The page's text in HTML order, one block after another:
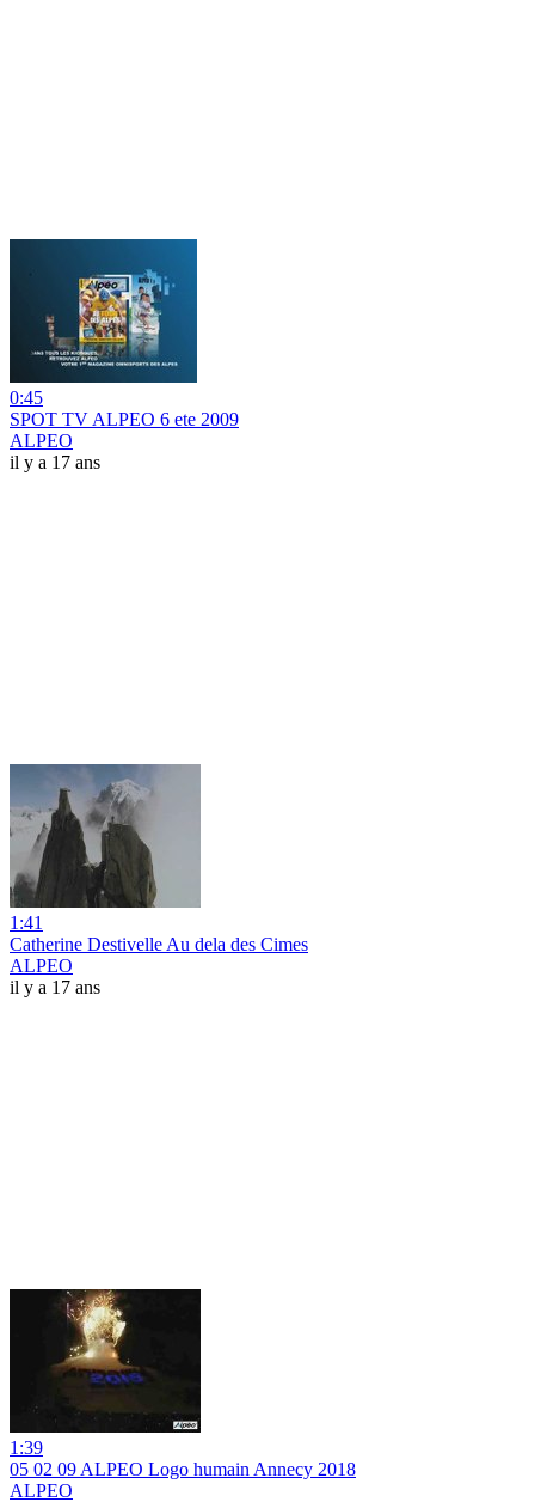
0:45
SPOT TV ALPEO 6 ete 2009
ALPEO
il y a 17 ans
1:41
Catherine Destivelle Au dela des Cimes
ALPEO
il y a 17 ans
1:39
05 02 09 ALPEO Logo humain Annecy 2018
ALPEO